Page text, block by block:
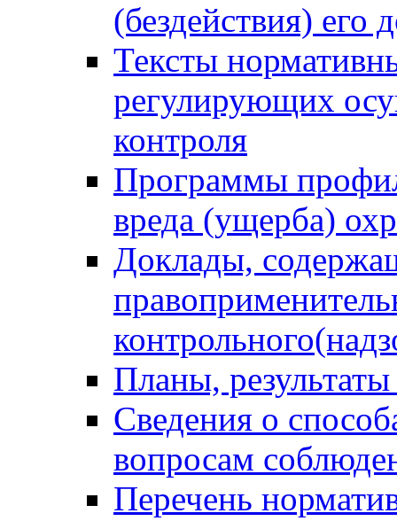
(бездействия)
Тексты
регулирующих
контроля
Программы
вреда (ущерба)
Доклады,
Планы,
Сведения о
вопросам
Перечень